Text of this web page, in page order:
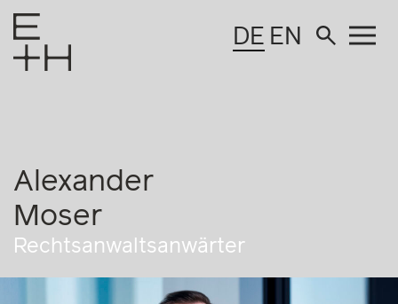
DE EN
Alexander
Moser
Rechtsanwaltsanwärter